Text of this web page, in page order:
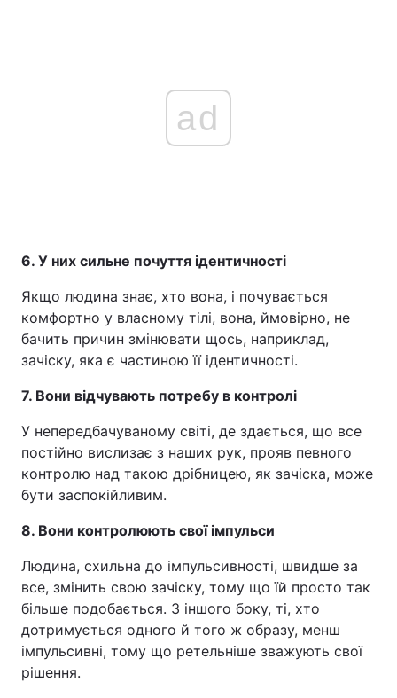
ad
6. У них сильне почуття ідентичності
Якщо людина знає, хто вона, і почувається
комфортно у власному тілі, вона, ймовірно, не
бачить причин змінювати щось, наприклад,
зачіску, яка є частиною її ідентичності.
7. Вони відчувають потребу в контролі
У непередбачуваному світі, де здається, що все
постійно вислизає з наших рук, прояв певного
контролю над такою дрібницею, як зачіска, може
бути заспокійливим.
8. Вони контролюють свої імпульси
Людина, схильна до імпульсивності, швидше за
все, змінить свою зачіску, тому що їй просто так
більше подобається. З іншого боку, ті, хто
дотримується одного й того ж образу, менш
імпульсивні, тому що ретельніше зважують свої
рішення.